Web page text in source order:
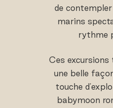
de
marins
rythme
Ces excursions
une belle
touche
babymoon